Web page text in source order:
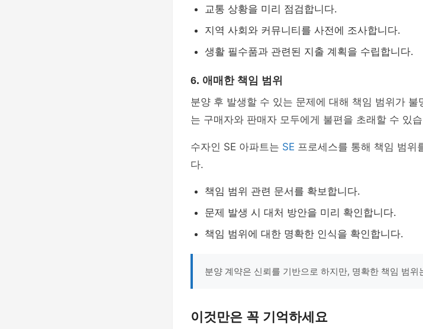
교통 상황을 미리 점검합니다.
지역 사회와 커뮤니티를 사전에 조사합니다.
생활 필수품과 관련된 지출 계획을 수립합니다.
6. 애매한 책임 범위
분양 후 발생할 수 있는 문제에 대해 책임 범위가
는 구매자와 판매자 모두에게 불편을 초래할 수 있
수자인 SE 아파트는 SE 프로세스를 통해 책임 범위
다.
책임 범위 관련 문서를 확보합니다.
문제 발생 시 대처 방안을 미리 확인합니다.
책임 범위에 대한 명확한 인식을 확인합니다.
분양 계약은 신뢰를 기반으로 하지만, 명확한 책임 범위
이것만은 꼭 기억하세요